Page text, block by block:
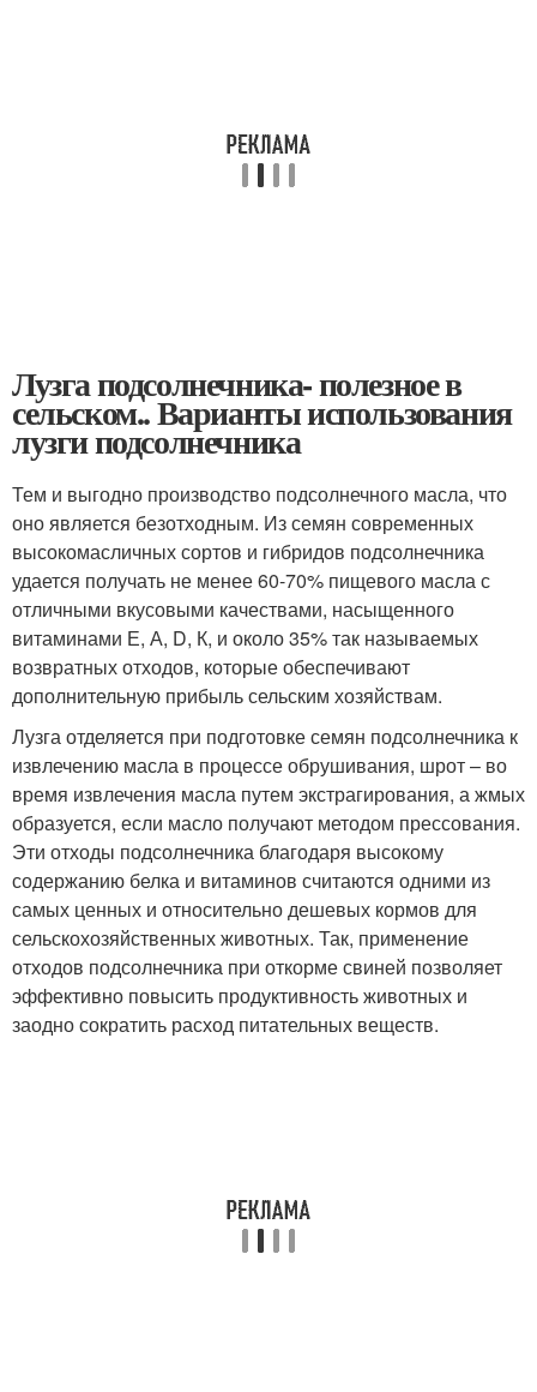
Лузга подсолнечника- полезное в
сельском.. Варианты использования
лузги подсолнечника
Тем и выгодно производство подсолнечного масла, что
оно является безотходным. Из семян современных
высокомасличных сортов и гибридов подсолнечника
удается получать не менее 60-70% пищевого масла с
отличными вкусовыми качествами, насыщенного
витаминами Е, А, D, К, и около 35% так называемых
возвратных отходов, которые обеспечивают
дополнительную прибыль сельским хозяйствам.
Лузга отделяется при подготовке семян подсолнечника к
извлечению масла в процессе обрушивания, шрот – во
время извлечения масла путем экстрагирования, а жмых
образуется, если масло получают методом прессования.
Эти отходы подсолнечника благодаря высокому
содержанию белка и витаминов считаются одними из
самых ценных и относительно дешевых кормов для
сельскохозяйственных животных. Так, применение
отходов подсолнечника при откорме свиней позволяет
эффективно повысить продуктивность животных и
заодно сократить расход питательных веществ.